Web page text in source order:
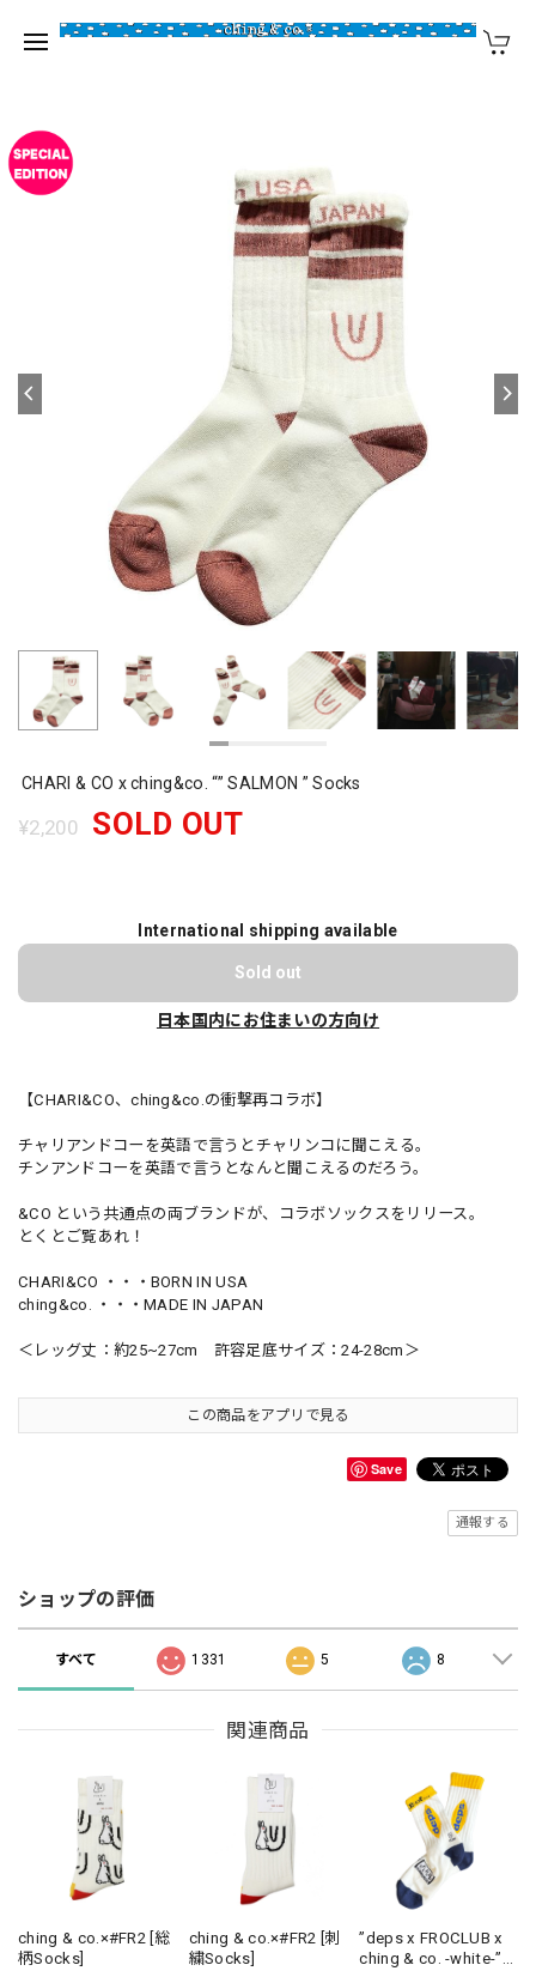
CHARI & CO x ching&co. “” SALMON ” Socks
¥2,200 SOLD OUT
International shipping available
Sold out
日本国内にお住まいの方向け
【CHARI&CO、ching&co.の衝撃再コラボ】
チャリアンドコーを英語で言うとチャリンコに聞こえる。
チンアンドコーを英語で言うとなんと聞こえるのだろう。
&CO という共通点の両ブランドが、コラボソックスをリリース。
とくとご覧あれ！
CHARI&CO ・・・BORN IN USA
ching&co. ・・・MADE IN JAPAN
＜レッグ丈：約25~27cm 許容足底サイズ：24-28cm＞
この商品をアプリで見る
Save
通報する
ショップの評価
すべて 1331 5 8
関連商品
ching & co.×#FR2 [総
柄Socks]
ching & co.×#FR2 [刺
繍Socks]
”deps x FROCLUB x
ching & co. -white-”